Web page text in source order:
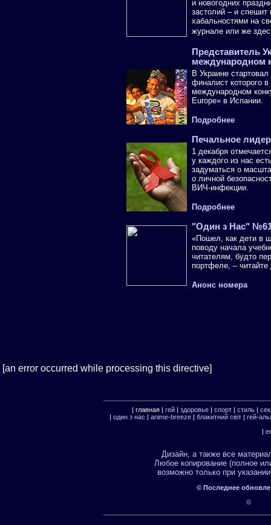
и новогодних
застолий – и спешит
хабальностями на
журнале или же
Представитель
международном
В Украине
финалист которого в
международном
Europe» в Испании.
Подробнее
Печальное
1 декабря
у каждого из нас
задуматься о
о личной
ВИЧ-инфекции.
Подробнее
"Один з Нас"
«Пошел, как дети в
поводу начала
читателям, будто
портфеле, –
Анонс номера
[an error occurred while processing this directive]
| главная | гей| здоровье| спорт| стиль|
| один з нас | anime-breeze | блакитний свiт | гей-
|
Дизайн, а также все
Любое копирование (полное
возможно только при
©Последнее
©